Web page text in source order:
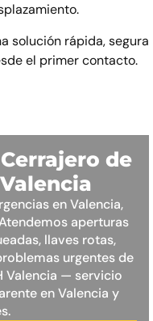
solución rápida, segura
el primer contacto.
de
en Valencia,
aperturas
llaves rotas,
urgentes de
Valencia — servicio
en Valencia y